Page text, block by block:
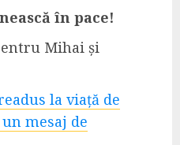
în pace!
Mihai și
la viață de
mesaj de